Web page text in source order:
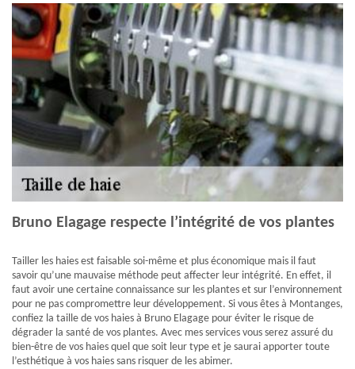
Bruno Elagage respecte l’intégrité de vos plantes
Tailler les haies est faisable soi-même et plus économique mais il faut
savoir qu’une mauvaise méthode peut affecter leur intégrité. En effet, il
faut avoir une certaine connaissance sur les plantes et sur l’environnement
pour ne pas compromettre leur développement. Si vous êtes à Montanges,
confiez la taille de vos haies à Bruno Elagage pour éviter le risque de
dégrader la santé de vos plantes. Avec mes services vous serez assuré du
bien-être de vos haies quel que soit leur type et je saurai apporter toute
l’esthétique à vos haies sans risquer de les abimer.